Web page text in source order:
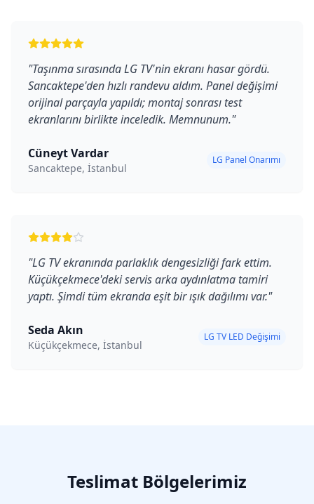
"Taşınma sırasında LG TV'nin ekranı hasar gördü.
Sancaktepe'den hızlı randevu aldım. Panel değişimi
orijinal parçayla yapıldı; montaj sonrası test
ekranlarını birlikte inceledik. Memnunum."
Cüneyt Vardar
Sancaktepe, İstanbul
LG Panel Onarımı
"LG TV ekranında parlaklık dengesizliği fark ettim.
Küçükçekmece'deki servis arka aydınlatma tamiri
yaptı. Şimdi tüm ekranda eşit bir ışık dağılımı var."
Seda Akın
Küçükçekmece, İstanbul
LG TV LED Değişimi
Teslimat Bölgelerimiz